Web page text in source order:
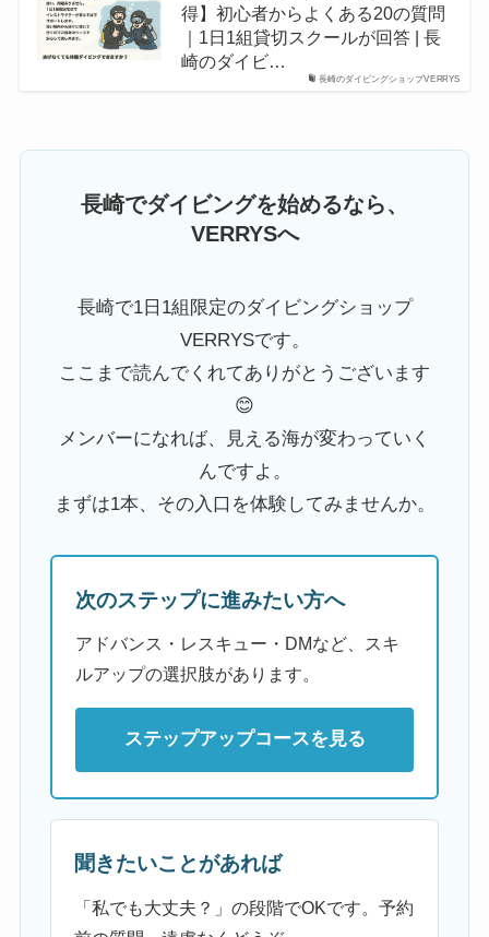
長崎のダイビングショップVERRYS
得】初心者からよくある20の質問
｜1日1組貸切スクールが回答 | 長
崎のダイビ…
長崎でダイビングを始めるなら、
VERRYSへ
長崎で1日1組限定のダイビングショップ
VERRYSです。
ここまで読んでくれてありがとうございます
😊
メンバーになれば、見える海が変わっていく
んですよ。
まずは1本、その入口を体験してみませんか。
次のステップに進みたい方へ
アドバンス・レスキュー・DMなど、スキ
ルアップの選択肢があります。
ステップアップコースを見る
聞きたいことがあれば
「私でも大丈夫？」の段階でOKです。予約